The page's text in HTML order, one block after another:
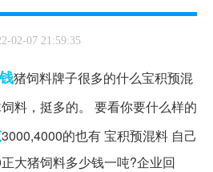
02-07 21:59:35
猪饲料牌子很多的什么宝积预混
料，挺多的。 要看你要什么样的
3000,4000的也有 宝积预混料 自己
大猪饲料多少钱一吨?企业回